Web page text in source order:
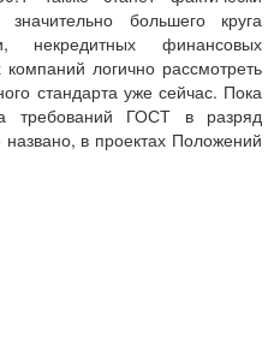
большего круга
некредитных финансовых
логично рассмотреть
стандарта уже сейчас. Пока
требований ГОСТ в разряд
в проектах Положений